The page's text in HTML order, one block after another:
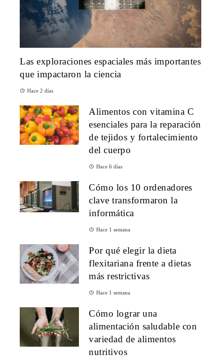
Las exploraciones espaciales más importantes
que impactaron la ciencia
Hace 2 días
Alimentos con vitamina C
esenciales para la reparación
de tejidos y fortalecimiento
del cuerpo
Hace 6 días
Cómo los 10 ordenadores
clave transformaron la
informática
Hace 1 semana
Por qué elegir la dieta
flexitariana frente a dietas
más restrictivas
Hace 1 semana
Cómo lograr una
alimentación saludable con
variedad de alimentos
nutritivos